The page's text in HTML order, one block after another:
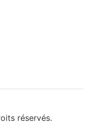
réservés.